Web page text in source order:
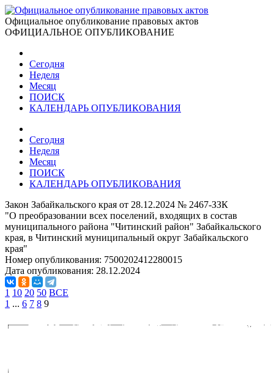
Официальное опубликование правовых актов
ОФИЦИАЛЬНОЕ ОПУБЛИКОВАНИЕ
Сегодня
Неделя
Месяц
ПОИСК
КАЛЕНДАРЬ ОПУБЛИКОВАНИЯ
Сегодня
Неделя
Месяц
ПОИСК
КАЛЕНДАРЬ ОПУБЛИКОВАНИЯ
Закон Забайкальского края от 28.12.2024 № 2467-ЗЗК
"О преобразовании всех поселений, входящих в состав
муниципального района "Читинский район" Забайкальского
края, в Читинский муниципальный округ Забайкальского
края"
Номер опубликования: 7500202412280015
Дата опубликования: 28.12.2024
1 10 20 50 ВСЕ
1 ... 6 7 8 9